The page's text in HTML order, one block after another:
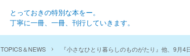
とっておきの特別な本をー。
丁寧に一冊、一冊、刊行していきます。
TOPICS＆NEWS 『小さなひとり暮らしのものがたり』他、9月4